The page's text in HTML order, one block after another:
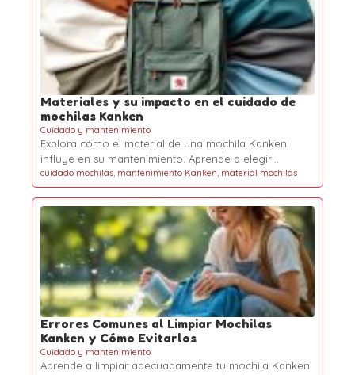
Materiales y su impacto en el cuidado de
mochilas Kanken
Cuidado y mantenimiento
Explora cómo el material de una mochila Kanken
influye en su mantenimiento. Aprende a elegir…
cuidado mochilas, mantenimiento Kanken, material mochilas
Errores Comunes al Limpiar Mochilas
Kanken y Cómo Evitarlos
Cuidado y mantenimiento
Aprende a limpiar adecuadamente tu mochila Kanken